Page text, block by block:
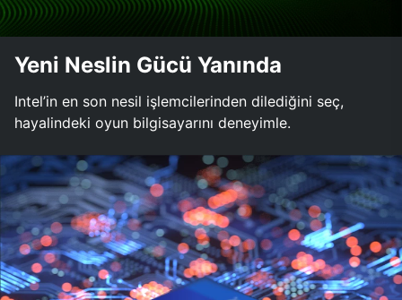
Yeni Neslin Gücü Yanında
Intel’in en son nesil işlemcilerinden dilediğini seç,
hayalindeki oyun bilgisayarını deneyimle.